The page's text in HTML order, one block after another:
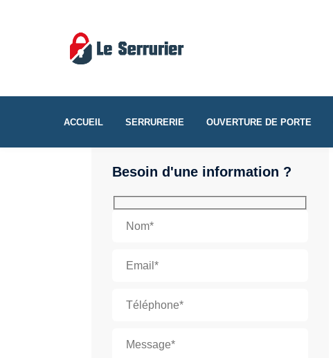
ACCUEIL SERRURERIE OUVERTURE DE PORTE
Besoin d'une information ?